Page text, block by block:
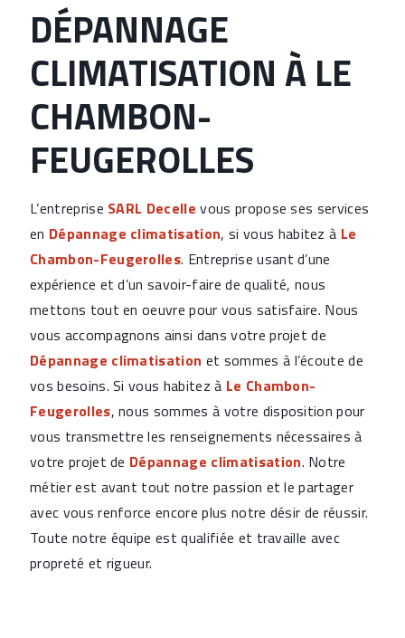
DÉPANNAGE
CLIMATISATION À LE
CHAMBON-
FEUGEROLLES
L’entreprise SARL Decelle vous propose ses services
en Dépannage climatisation, si vous habitez à Le
Chambon-Feugerolles. Entreprise usant d’une
expérience et d’un savoir-faire de qualité, nous
mettons tout en oeuvre pour vous satisfaire. Nous
vous accompagnons ainsi dans votre projet de
Dépannage climatisation et sommes à l’écoute de
vos besoins. Si vous habitez à Le Chambon-
Feugerolles, nous sommes à votre disposition pour
vous transmettre les renseignements nécessaires à
votre projet de Dépannage climatisation. Notre
métier est avant tout notre passion et le partager
avec vous renforce encore plus notre désir de réussir.
Toute notre équipe est qualifiée et travaille avec
propreté et rigueur.